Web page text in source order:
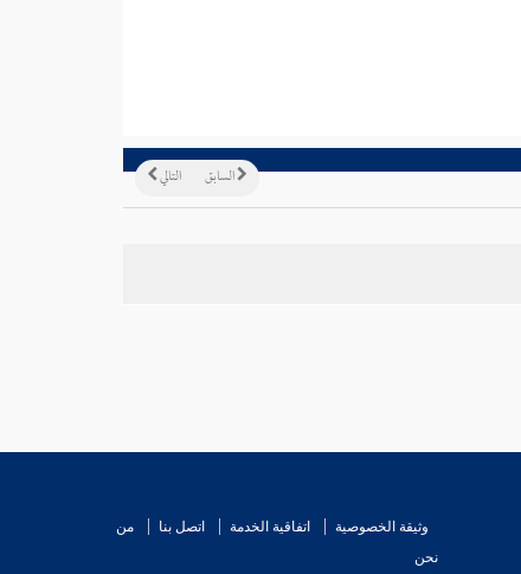
التالي السابق
وثيقة الخصوصية اتفاقية الخدمة اتصل بنا
من
نحن